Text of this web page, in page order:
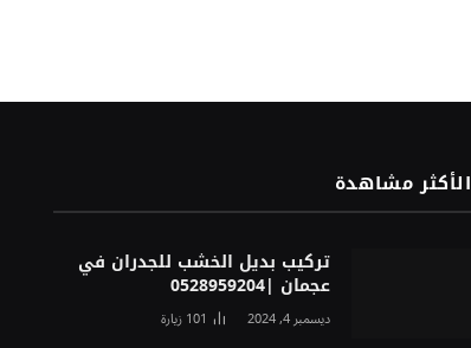
الأكثر مشاهدة
تركيب بديل الخشب للجدران في
عجمان |0528959204
ديسمبر 4, 2024 101زيارة